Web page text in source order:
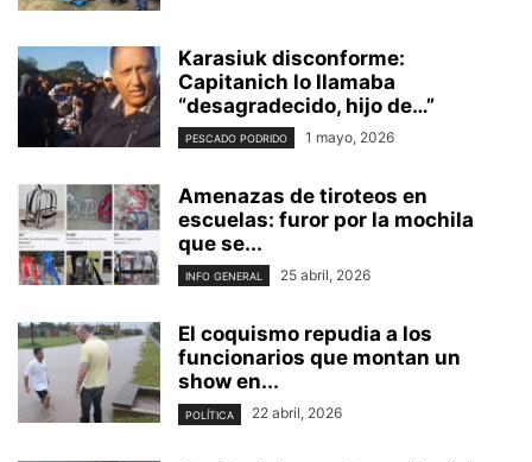
Karasiuk disconforme:
Capitanich lo llamaba
“desagradecido, hijo de…”
PESCADO PODRIDO 1 mayo, 2026
Amenazas de tiroteos en
escuelas: furor por la mochila
que se...
INFO GENERAL 25 abril, 2026
El coquismo repudia a los
funcionarios que montan un
show en...
POLÍTICA 22 abril, 2026